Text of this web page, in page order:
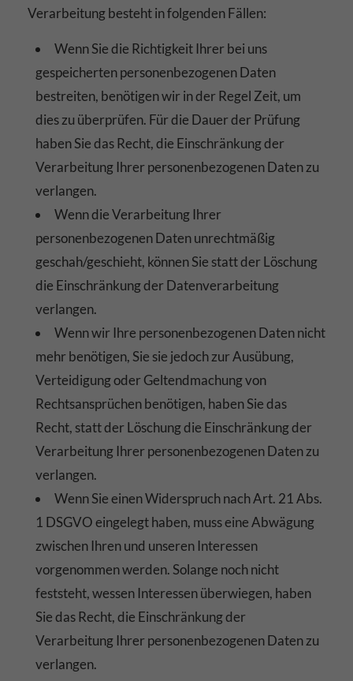
Verarbeitung besteht in folgenden Fällen:
Wenn Sie die Richtigkeit Ihrer bei uns
gespeicherten personenbezogenen Daten
bestreiten, benötigen wir in der Regel Zeit, um
dies zu überprüfen. Für die Dauer der Prüfung
haben Sie das Recht, die Einschränkung der
Verarbeitung Ihrer personenbezogenen Daten zu
verlangen.
Wenn die Verarbeitung Ihrer
personenbezogenen Daten unrechtmäßig
geschah/geschieht, können Sie statt der Löschung
die Einschränkung der Datenverarbeitung
verlangen.
Wenn wir Ihre personenbezogenen Daten nicht
mehr benötigen, Sie sie jedoch zur Ausübung,
Verteidigung oder Geltendmachung von
Rechtsansprüchen benötigen, haben Sie das
Recht, statt der Löschung die Einschränkung der
Verarbeitung Ihrer personenbezogenen Daten zu
verlangen.
Wenn Sie einen Widerspruch nach Art. 21 Abs.
1 DSGVO eingelegt haben, muss eine Abwägung
zwischen Ihren und unseren Interessen
vorgenommen werden. Solange noch nicht
feststeht, wessen Interessen überwiegen, haben
Sie das Recht, die Einschränkung der
Verarbeitung Ihrer personenbezogenen Daten zu
verlangen.